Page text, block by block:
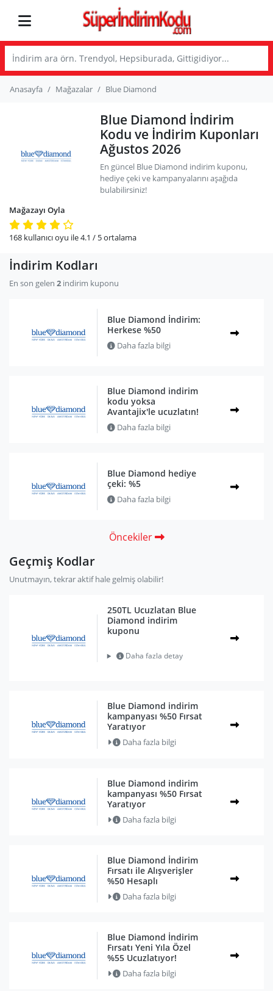
Anasayfa Mağazalar Blue Diamond
Mağazayı Oyla
168 kullanıcı oyu ile4.1 / 5ortalama
Blue Diamond İndirim
Kodu ve İndirim Kuponları
Ağustos 2026
En güncel Blue Diamond indirim kuponu,
hediye çeki ve kampanyalarını aşağıda
bulabilirsiniz!
İndirim Kodları
En son gelen 2 indirim kuponu
Blue Diamond İndirim:
Herkese %50
Daha fazla bilgi
Blue Diamond indirim
kodu yoksa
Avantajix'le ucuzlatın!
Daha fazla bilgi
Blue Diamond hediye
çeki: %5
Daha fazla bilgi
Öncekiler
Geçmiş Kodlar
Unutmayın, tekrar aktif hale gelmiş olabilir!
250TL Ucuzlatan Blue
Diamond indirim
kuponu
Daha fazla detay
Blue Diamond indirim
kampanyası %50 Fırsat
Yaratıyor
Daha fazla bilgi
Blue Diamond indirim
kampanyası %50 Fırsat
Yaratıyor
Daha fazla bilgi
Blue Diamond İndirim
Fırsatı ile Alışverişler
%50 Hesaplı
Daha fazla bilgi
Blue Diamond İndirim
Fırsatı Yeni Yıla Özel
%55 Ucuzlatıyor!
Daha fazla bilgi